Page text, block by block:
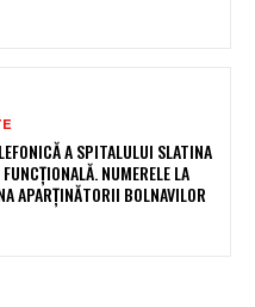
A SPITALULUI SLATINA
NUMERELE LA
APARȚINĂTORII BOLNAVILOR